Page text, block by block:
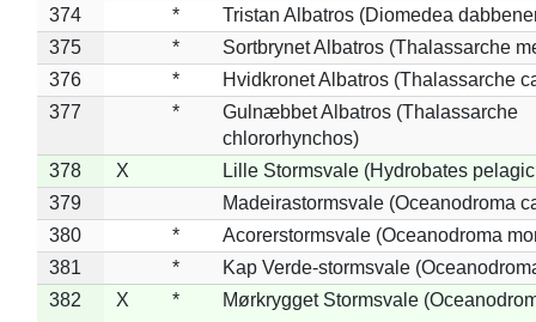
374
*
Tristan Albatros (Diomedea
375
*
Sortbrynet Albatros (Thalassarche
376
*
Hvidkronet Albatros (Thalassarche
377
*
Gulnæbbet Albatros (Thalassarche
chlororhynchos)
378
X
Lille Stormsvale (Hydrobates
379
Madeirastormsvale (Oceanodroma
380
*
Acorerstormsvale (Oceanodroma
381
*
Kap Verde-stormsvale
382
X * Mørkrygget Stormsvale